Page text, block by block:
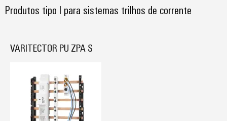
Produtos tipo I para sistemas trilhos de corrente
VARITECTOR PU ZPA S